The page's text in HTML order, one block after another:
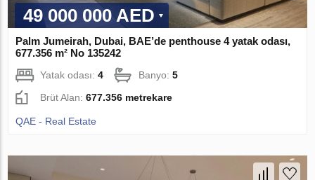
49 000 000 AED
Palm Jumeirah, Dubai, BAE’de penthouse 4 yatak odası,
677.356 m² No 135242
Yatak odası:4 Banyo:5
Brüt Alan:677.356 metrekare
QAE - Real Estate